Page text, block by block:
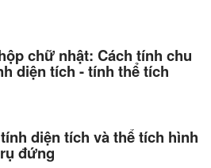
chữ nhật: Cách tính chu
diện tích - tính thể tích
diện tích và thể tích hình
đứng